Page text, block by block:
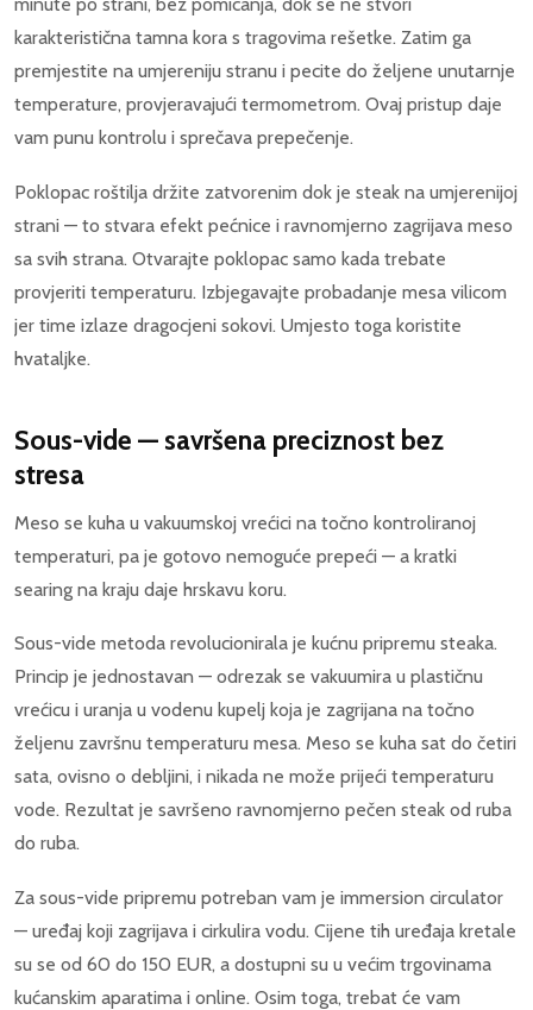
karakteristična tamna kora s tragovima rešetke. Zatim ga
premjestite na umjereniju stranu i pecite do željene unutarnje
temperature, provjeravajući termometrom. Ovaj pristup daje
vam punu kontrolu i sprečava prepečenje.
Poklopac roštilja držite zatvorenim dok je steak na umjerenijoj
strani — to stvara efekt pećnice i ravnomjerno zagrijava meso
sa svih strana. Otvarajte poklopac samo kada trebate
provjeriti temperaturu. Izbjegavajte probadanje mesa vilicom
jer time izlaze dragocjeni sokovi. Umjesto toga koristite
hvataljke.
Sous-vide — savršena preciznost bez
stresa
Meso se kuha u vakuumskoj vrećici na točno kontroliranoj
temperaturi, pa je gotovo nemoguće prepeći — a kratki
searing na kraju daje hrskavu koru.
Sous-vide metoda revolucionirala je kućnu pripremu steaka.
Princip je jednostavan — odrezak se vakuumira u plastičnu
vrećicu i uranja u vodenu kupelj koja je zagrijana na točno
željenu završnu temperaturu mesa. Meso se kuha sat do četiri
sata, ovisno o debljini, i nikada ne može prijeći temperaturu
vode. Rezultat je savršeno ravnomjerno pečen steak od ruba
do ruba.
Za sous-vide pripremu potreban vam je immersion circulator
— uređaj koji zagrijava i cirkulira vodu. Cijene tih uređaja kretale
su se od 60 do 150 EUR, a dostupni su u većim trgovinama
kućanskim aparatima i online. Osim toga, trebat će vam